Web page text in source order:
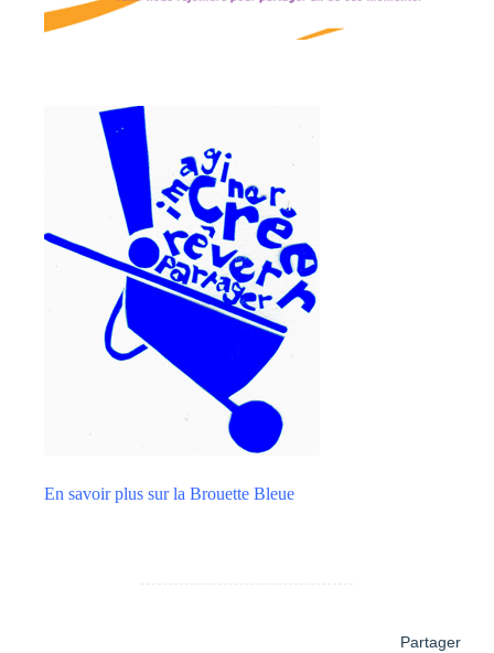
En savoir plus sur la Brouette Bleue
Partager